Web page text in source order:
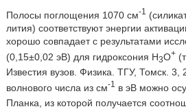
Полосы поглощения 1070 см-1
лития) соответствуют энергии
хорошо совпадает с результатами
(0,15±0,02 эВ) для гидроксония Н3О+
Известия вузов. Физика. ТГУ, Томск.
волнового числа из см-1
в эВ можно
Планка, из которой получается